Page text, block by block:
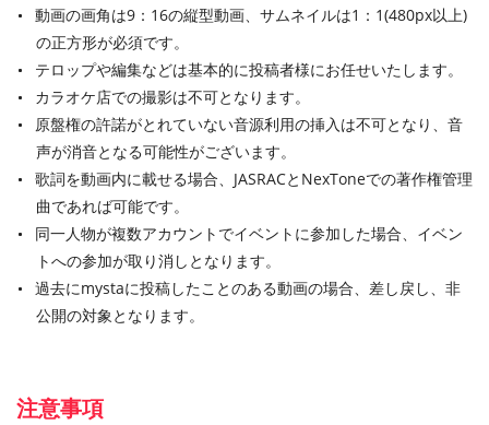
動画の画角は9：16の縦型動画、サムネイルは1：1(480px以上)
の正方形が必須です。
テロップや編集などは基本的に投稿者様にお任せいたします。
カラオケ店での撮影は不可となります。
原盤権の許諾がとれていない音源利用の挿入は不可となり、音
声が消音となる可能性がございます。
歌詞を動画内に載せる場合、JASRACとNexToneでの著作権管理
曲であれば可能です。
同一人物が複数アカウントでイベントに参加した場合、イベン
トへの参加が取り消しとなります。
過去にmystaに投稿したことのある動画の場合、差し戻し、非
公開の対象となります。
注意事項